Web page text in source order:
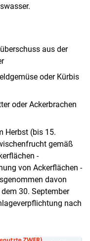
aus der
oder Kürbis
oder Ackerbrachen
Herbst (bis 15.
gemäß
-
von Ackerflächen -
davon
30. September
nach